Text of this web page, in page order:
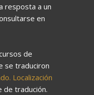
resposta a un
en
de
se traduciron
Localización
de tradución.